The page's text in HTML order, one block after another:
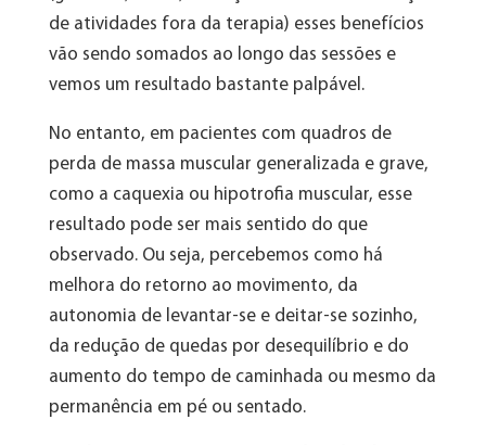
de atividades fora da terapia) esses benefícios
vão sendo somados ao longo das sessões e
vemos um resultado bastante palpável.
No entanto, em pacientes com quadros de
perda de massa muscular generalizada e grave,
como a caquexia ou hipotrofia muscular, esse
resultado pode ser mais sentido do que
observado. Ou seja, percebemos como há
melhora do retorno ao movimento, da
autonomia de levantar-se e deitar-se sozinho,
da redução de quedas por desequilíbrio e do
aumento do tempo de caminhada ou mesmo da
permanência em pé ou sentado.